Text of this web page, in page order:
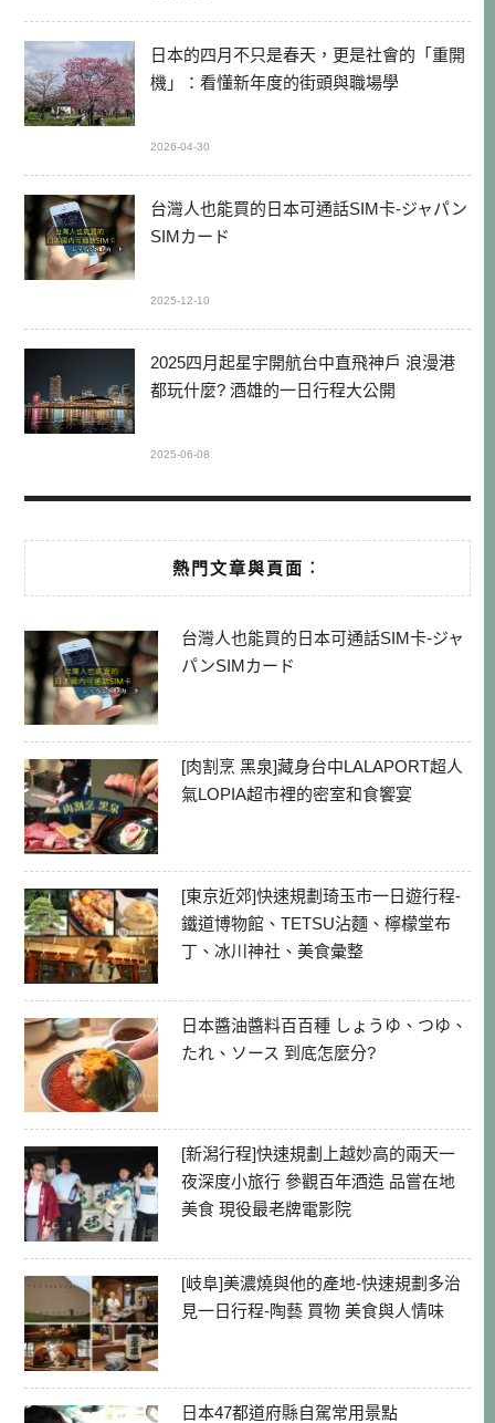
日本的四月不只是春天，更是社會的「重開
機」：看懂新年度的街頭與職場學
2026-04-30
台灣人也能買的日本可通話SIM卡-ジャパン
SIMカード
2025-12-10
2025四月起星宇開航台中直飛神戶 浪漫港
都玩什麼? 酒雄的一日行程大公開
2025-06-08
熱門文章與頁面︰
台灣人也能買的日本可通話SIM卡-ジャ
パンSIMカード
[肉割烹 黑泉]藏身台中LALAPORT超人
氣LOPIA超市裡的密室和食饗宴
[東京近郊]快速規劃琦玉市一日遊行程-
鐵道博物館、TETSU沾麵、檸檬堂布
丁、冰川神社、美食彙整
日本醬油醬料百百種 しょうゆ、つゆ、
たれ、ソース 到底怎麼分?
[新潟行程]快速規劃上越妙高的兩天一
夜深度小旅行 參觀百年酒造 品嘗在地
美食 現役最老牌電影院
[岐阜]美濃燒與他的產地-快速規劃多治
見一日行程-陶藝 買物 美食與人情味
日本47都道府縣自駕常用景點